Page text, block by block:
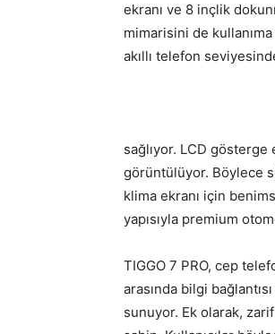
ekranı ve 8 inçlik
mimarisini de
akıllı telefon
sağlıyor. LCD
görüntülüyor. Böylece
klima ekranı için
yapısıyla premium
TIGGO 7 PRO, cep
arasında bilgi
sunuyor. Ek olarak,